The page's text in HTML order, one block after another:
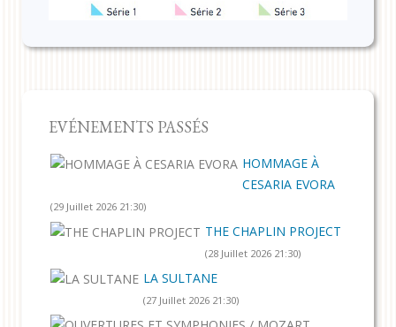
EVÉNEMENTS PASSÉS
HOMMAGE À
CESARIA EVORA
(29 Juillet 2026 21:30)
THE CHAPLIN PROJECT
(28 Juillet 2026 21:30)
LA SULTANE
(27 Juillet 2026 21:30)